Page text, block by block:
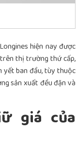
hiện nay được
thị trường thứ cấp,
ban đầu, tùy thuộc
sản xuất đều đặn và
giá của